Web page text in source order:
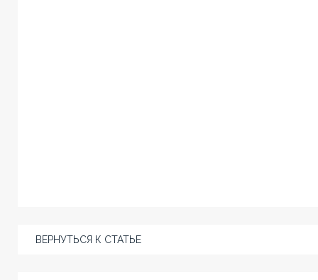
ВЕРНУТЬСЯ К СТАТЬЕ